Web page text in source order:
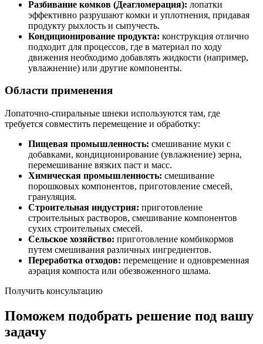
Разбивание комков (Деагломерация): лопатки
эффективно разрушают комки и уплотнения, придавая
продукту рыхлость и сыпучесть.
Кондиционирование продукта: конструкция отлично
подходит для процессов, где в материал по ходу
движения необходимо добавлять жидкости (например,
увлажнение) или другие компоненты.
Области применения
Лопаточно-спиральные шнеки используются там, где
требуется совместить перемещение и обработку:
Пищевая промышленность: смешивание муки с
добавками, кондиционирование (увлажнение) зерна,
перемешивание вязких паст и масс.
Химическая промышленность: смешивание
порошковых компонентов, приготовление смесей,
грануляция.
Строительная индустрия: приготовление
строительных растворов, смешивание компонентов
сухих строительных смесей.
Сельское хозяйство: приготовление комбикормов
путем смешивания различных ингредиентов.
Переработка отходов: перемещение и одновременная
аэрация компоста или обезвоженного шлама.
Получить консультацию
Поможем подобрать решение под вашу
задачу